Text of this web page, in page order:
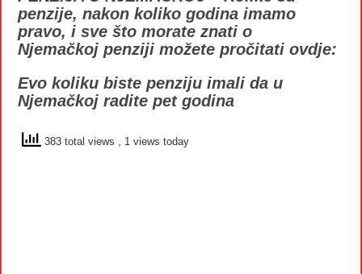
penzije, nakon koliko godina imamo
pravo, i sve što morate znati o
Njemačkoj penziji možete pročitati ovdje:
Evo koliku biste penziju imali da u
Njemačkoj radite pet godina
383 total views , 1 views today